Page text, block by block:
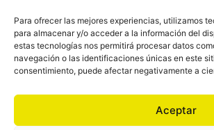
Para ofrecer las mejores experiencias, utilizamos
para almacenar y/o acceder a la información del
estas tecnologías nos permitirá procesar datos
navegación o las identificaciones únicas en este
consentimiento, puede afectar negativamente a
Aceptar
Desarrollado por
Aviso LegalPolítica de CookiesPolítica
Declaración de Accesibilidad